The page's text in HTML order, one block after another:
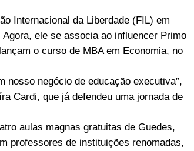
Internacional da Liberdade (FIL) em
ele se associa ao influencer Primo
o curso de MBA em Economia, no
nosso negócio de educação executiva”,
Cardi, que já defendeu uma jornada de
aulas magnas gratuitas de Guedes,
professores de instituições renomadas,